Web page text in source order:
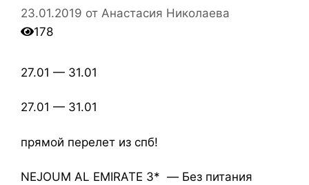
23.01.2019 от Анастасия Николаева
178
27.01 — 31.01
27.01 — 31.01
прямой перелет из спб!
NEJOUM AL EMIRATE 3* — Без питания